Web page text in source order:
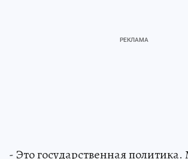
- Это государственная